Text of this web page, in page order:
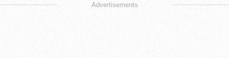
Advertisements